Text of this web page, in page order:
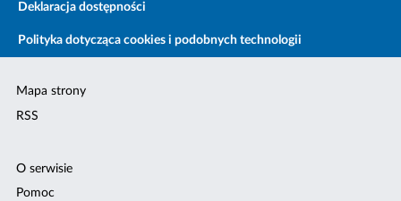
Deklaracja dostępności
Polityka dotycząca cookies i podobnych technologii
Mapa strony
RSS
O serwisie
Pomoc